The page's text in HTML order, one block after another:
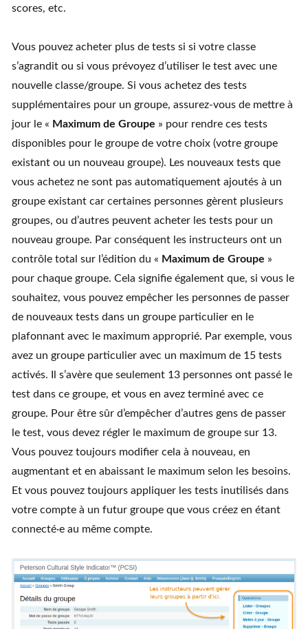
scores, etc.
Vous pouvez acheter plus de tests si si votre classe
s’agrandit ou si vous prévoyez d’utiliser le test avec une
nouvelle classe/groupe. Si vous achetez des tests
supplémentaires pour un groupe, assurez-vous de mettre à
jour le « Maximum de Groupe » pour rendre ces tests
disponibles pour le groupe de votre choix (votre groupe
existant ou un nouveau groupe). Les nouveaux tests que
vous achetez ne sont pas automatiquement ajoutés à un
groupe existant car certaines personnes gèrent plusieurs
groupes, ou d’autres peuvent acheter les tests pour un
nouveau groupe. Par conséquent les instructeurs ont un
contrôle total sur l’édition du « Maximum de Groupe »
pour chaque groupe. Cela signifie également que, si vous le
souhaitez, vous pouvez empêcher les personnes de passer
de nouveaux tests dans un groupe particulier en le
plafonnant avec le maximum approprié. Par exemple, vous
avez un groupe particulier avec un maximum de 15 tests
activés. Il s’avère que seulement 13 personnes ont passé le
test dans ce groupe, et vous en avez terminé avec ce
groupe. Pour être sûr d’empêcher d’autres gens de passer
le test, vous devez régler le maximum de groupe sur 13.
Vous pouvez toujours modifier cela à nouveau, en
augmentant et en abaissant le maximum selon les besoins.
Et vous pouvez toujours appliquer les tests inutilisés dans
votre compte à un futur groupe que vous créez en étant
connecté·e au même compte.